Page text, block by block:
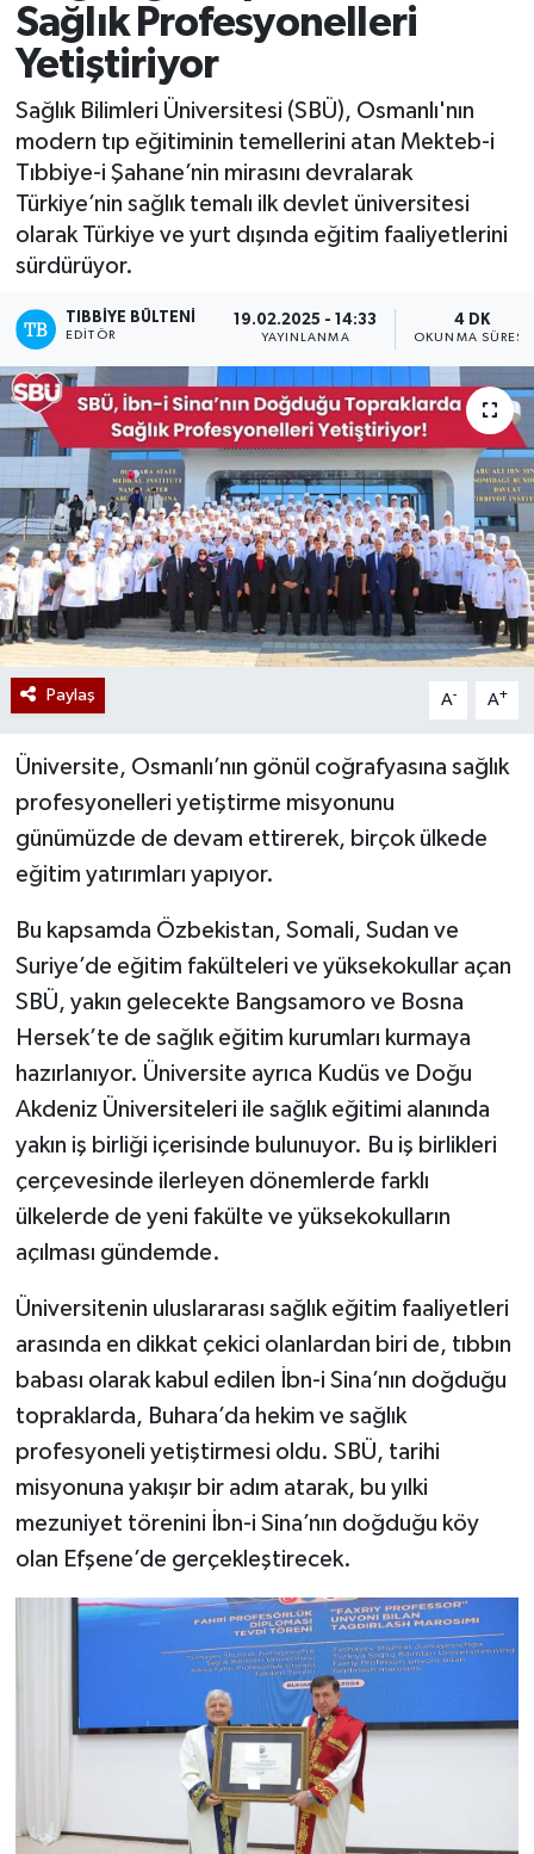
Sağlık Profesyonelleri
Yetiştiriyor
Sağlık Bilimleri Üniversitesi (SBÜ), Osmanlı'nın
modern tıp eğitiminin temellerini atan Mekteb-i
Tıbbiye-i Şahane’nin mirasını devralarak
Türkiye’nin sağlık temalı ilk devlet üniversitesi
olarak Türkiye ve yurt dışında eğitim faaliyetlerini
sürdürüyor.
TIBBIYE BÜLTENI
EDITÖR
19.02.2025 - 14:33
YAYINLANMA
4 DK
OKUNMA SÜRESI
Paylaş A- A+
Üniversite, Osmanlı’nın gönül coğrafyasına sağlık
profesyonelleri yetiştirme misyonunu
günümüzde de devam ettirerek, birçok ülkede
eğitim yatırımları yapıyor.
Bu kapsamda Özbekistan, Somali, Sudan ve
Suriye’de eğitim fakülteleri ve yüksekokullar açan
SBÜ, yakın gelecekte Bangsamoro ve Bosna
Hersek’te de sağlık eğitim kurumları kurmaya
hazırlanıyor. Üniversite ayrıca Kudüs ve Doğu
Akdeniz Üniversiteleri ile sağlık eğitimi alanında
yakın iş birliği içerisinde bulunuyor. Bu iş birlikleri
çerçevesinde ilerleyen dönemlerde farklı
ülkelerde de yeni fakülte ve yüksekokulların
açılması gündemde.
Üniversitenin uluslararası sağlık eğitim faaliyetleri
arasında en dikkat çekici olanlardan biri de, tıbbın
babası olarak kabul edilen İbn-i Sina’nın doğduğu
topraklarda, Buhara’da hekim ve sağlık
profesyoneli yetiştirmesi oldu. SBÜ, tarihi
misyonuna yakışır bir adım atarak, bu yılki
mezuniyet törenini İbn-i Sina’nın doğduğu köy
olan Efşene’de gerçekleştirecek.
Mevzuat